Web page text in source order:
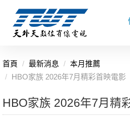
首頁 最新消息
本月推薦
HBO家族 2026年7月精彩首映電影
HBO家族 2026年7月精